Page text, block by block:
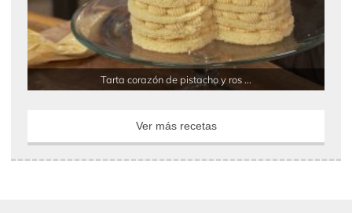
Tarta corazón de pistacho y ros ...
Ver más recetas